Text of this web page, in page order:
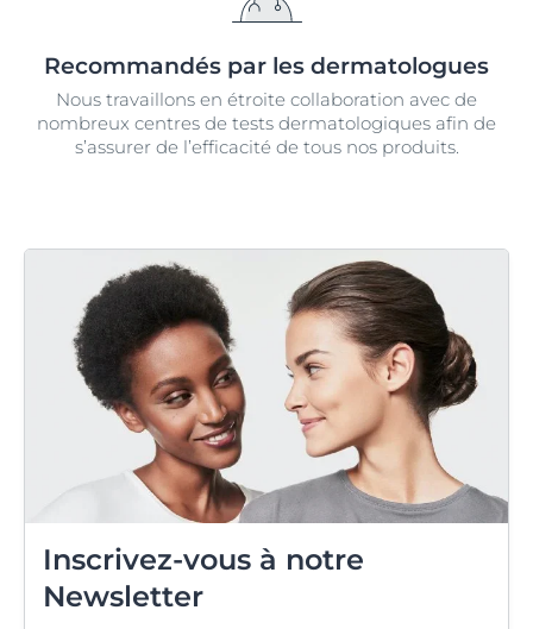
Recommandés par les dermatologues
Nous travaillons en étroite collaboration avec de
nombreux centres de tests dermatologiques afin de
s’assurer de l’efficacité de tous nos produits.
Inscrivez-vous à notre
Newsletter